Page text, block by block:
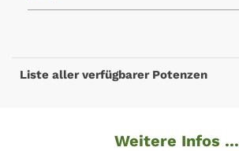
Liste aller verfügbarer Potenzen
Weitere Infos ...